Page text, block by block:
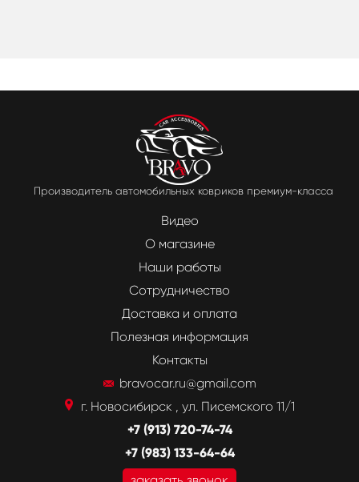
Производитель автомобильных ковриков премиум-класса
Видео
О магазине
Наши работы
Сотрудничество
Доставка и оплата
Полезная информация
Контакты
bravocar.ru@gmail.com
г. Новосибирск , ул. Писемского 11/1
+7 (913) 720-74-74
+7 (983) 133-64-64